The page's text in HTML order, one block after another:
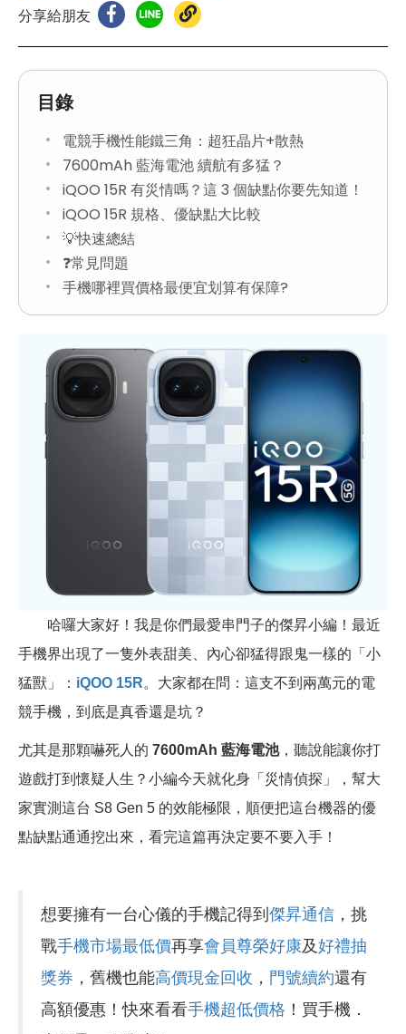
分享給朋友
目錄
電競手機性能鐵三角：超狂晶片+散熱
7600mAh 藍海電池 續航有多猛？
iQOO 15R 有災情嗎？這 3 個缺點你要先知道！
iQOO 15R 規格、優缺點大比較
💡快速總結
❓常見問題
手機哪裡買價格最便宜划算有保障?
哈囉大家好！我是你們最愛串門子的傑昇小編！最近
手機界出現了一隻外表甜美、內心卻猛得跟鬼一樣的「小
猛獸」： iQOO 15R。大家都在問：這支不到兩萬元的電
競手機，到底是真香還是坑？
尤其是那顆嚇死人的 7600mAh 藍海電池，聽說能讓你打
遊戲打到懷疑人生？小編今天就化身「災情偵探」，幫大
家實測這台 S8 Gen 5 的效能極限，順便把這台機器的優
點缺點通通挖出來，看完這篇再決定要不要入手！
想要擁有一台心儀的手機記得到傑昇通信 ，挑
戰手機市場最低價再享會員尊榮好康及好禮抽
獎券 ，舊機也能高價現金回收 ， 門號續約還有
高額優惠！快來看看手機超低價格 ！買手機．